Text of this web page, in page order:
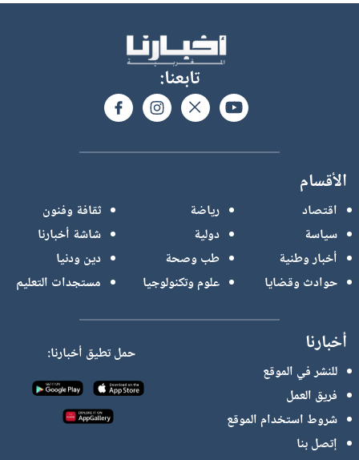
تابعنا:
الأقسام
ثقافة وفنون
شاشة أخبارنا
دين ودنيا
مستجدات التعليم
رياضة
دولية
طب وصحة
علوم وتكنولوجيا
اقتصاد
سياسة
أخبار وطنية
حوادث وقضايا
حمل تطيق أخبارنا: أخبارنا
للنشر في الموقع
فريق العمل
شروط استخدام الموقع
إتصل بنا